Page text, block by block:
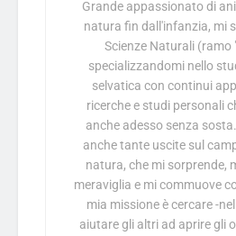
Grande appassionato di
natura fin dall'infanzia, mi
Scienze Naturali (ramo
specializzandomi nello
selvatica con continui
ricerche e studi personali
anche adesso senza
anche tante uscite sul
natura, che mi sorprende,
meraviglia e mi commuove
mia missione è cercare -
aiutare gli altri ad aprire gli